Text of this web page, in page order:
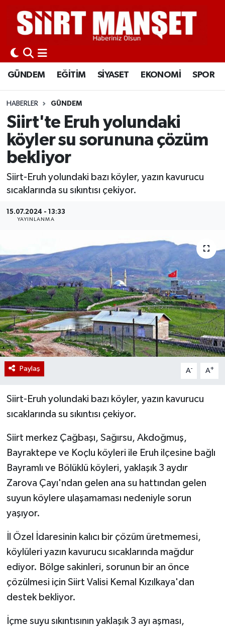
GÜNDEM EĞİTİM SİYASET EKONOMİ SPOR
HABERLER GÜNDEM
Siirt'te Eruh yolundaki
köyler su sorununa çözüm
bekliyor
Siirt-Eruh yolundaki bazı köyler, yazın kavurucu
sıcaklarında su sıkıntısı çekiyor.
15.07.2024 - 13:33
YAYINLANMA
Paylaş A- A+
Siirt-Eruh yolundaki bazı köyler, yazın kavurucu
sıcaklarında su sıkıntısı çekiyor.
Siirt merkez Çağbaşı, Sağırsu, Akdoğmuş,
Bayraktepe ve Koçlu köyleri ile Eruh ilçesine bağlı
Bayramlı ve Bölüklü köyleri, yaklaşık 3 aydır
Zarova Çayı'ndan gelen ana su hattından gelen
suyun köylere ulaşamaması nedeniyle sorun
yaşıyor.
İl Özel İdaresinin kalıcı bir çözüm üretmemesi,
köylüleri yazın kavurucu sıcaklarında mağdur
ediyor. Bölge sakinleri, sorunun bir an önce
çözülmesi için Siirt Valisi Kemal Kızılkaya'dan
destek bekliyor.
İçme suyu sıkıntısının yaklaşık 3 ayı aşması,
GÜNDEM
EĞİTİM
SİYASET
EKONOMİ
SPOR
İLÇELER
KÜLTÜR-SANAT
SAĞLIK-YAŞAM
Siirt Nöbetçi Eczaneler
Siirt Hava Durumu
Siirt Namaz Vakitleri
Siirt Trafik Yoğunluk Haritası
Süper Lig Puan Durumu ve Fikstür
Tüm Manşetler
Son Dakika Haberleri
Haber Arşivi